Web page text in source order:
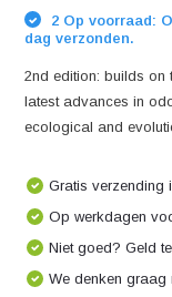
2 Op voorraad:
dag verzonden.
2nd edition: builds on
latest advances in
ecological and
Gratis verzending
Op werkdagen
Niet goed? Geld
We denken graag